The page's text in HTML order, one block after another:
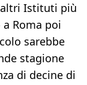
altri Istituti più
Roma poi
sarebbe
stagione
di decine di